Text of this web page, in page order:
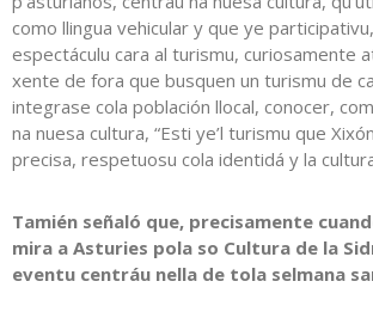
como llingua vehicular y que ye
espectáculu cara al turismu, curiosamente
xente de fora que busquen un turismu de
integrase cola población llocal, conocer,
na nuesa cultura, “Esti ye’l turismu que
precisa, respetuosu cola identidá y la
Tamién señaló que, precisamente
mira a Asturies pola so Cultura de la
eventu centráu nella de tola selmana